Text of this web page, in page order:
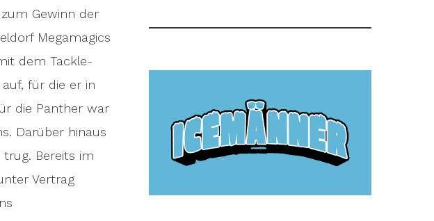
Gewinn der
Megamagics
dem Tackle-
für die er in
die Panther war
Darüber hinaus
Bereits im
Vertrag